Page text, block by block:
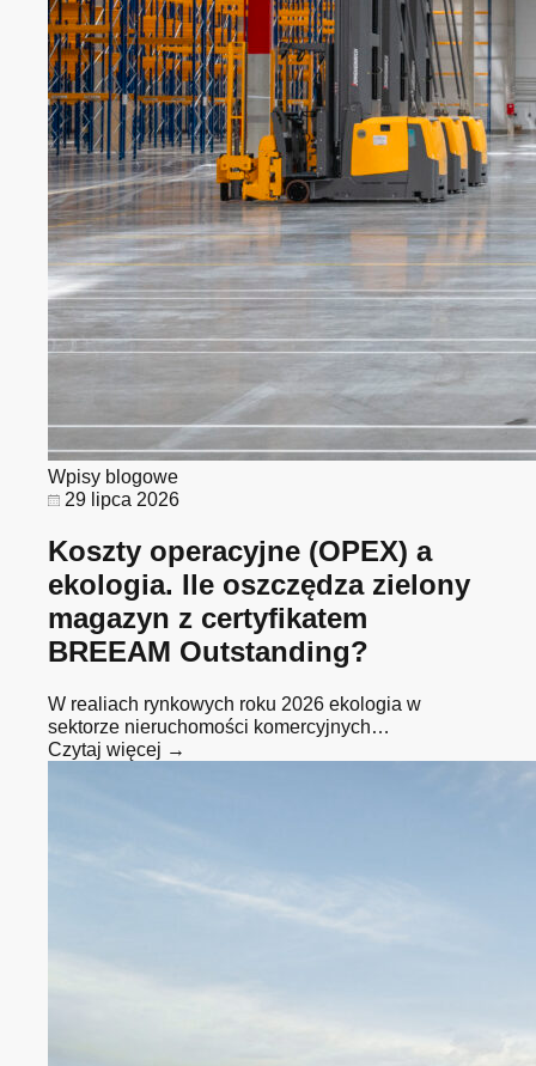
Wpisy blogowe
29 lipca 2026
Koszty operacyjne (OPEX) a
ekologia. Ile oszczędza zielony
magazyn z certyfikatem
BREEAM Outstanding?
W realiach rynkowych roku 2026 ekologia w
sektorze nieruchomości komercyjnych…
Czytaj więcej →